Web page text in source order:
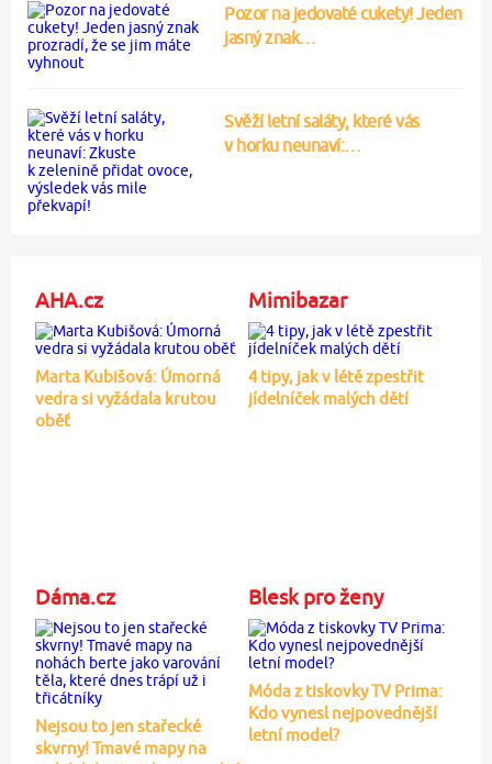
Pozor na jedovaté cukety! Jeden
jasný znak…
Svěží letní saláty, které vás
v horku neunaví:…
AHA.cz
Marta Kubišová: Úmorná
vedra si vyžádala krutou
oběť
Mimibazar
4 tipy, jak v létě zpestřit
jídelníček malých dětí
Dáma.cz
Nejsou to jen stařecké
skvrny! Tmavé mapy na
Blesk pro ženy
Móda z tiskovky TV Prima:
Kdo vynesl nejpovednější
letní model?